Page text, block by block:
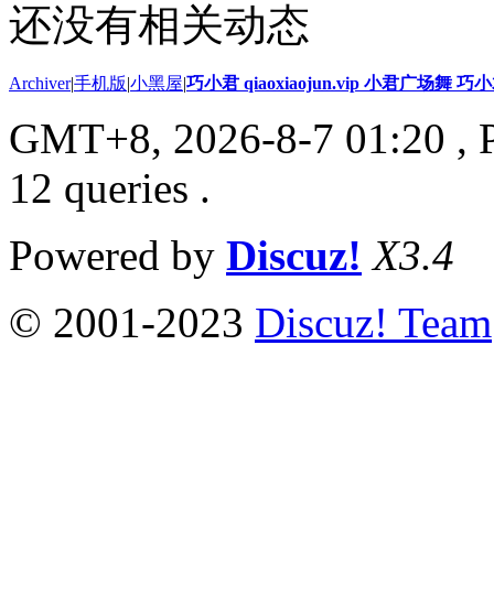
还没有相关动态
Archiver|手机版|小黑屋|巧小君 qiaoxiaojun.vip 小君广场舞 巧
GMT+8, 2026-8-7 01:20 ,
12 queries .
Powered by Discuz! X3.4
© 2001-2023 Discuz! Team